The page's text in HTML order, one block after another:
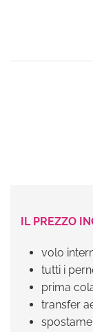
IL PREZZO
volo
tutti i
prima
transfer